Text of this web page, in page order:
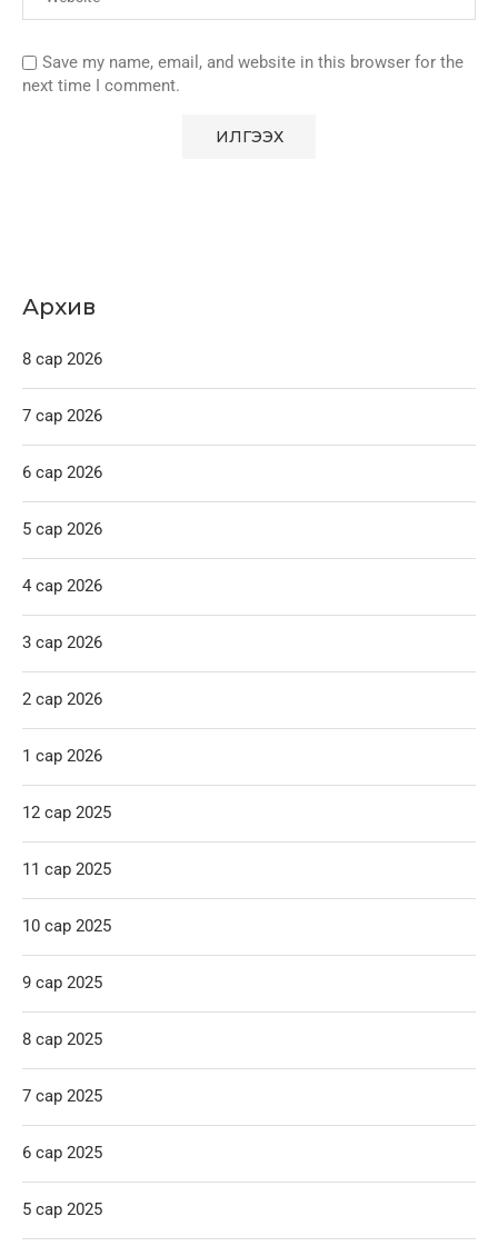
Save my name, email, and website in this browser for the
next time I comment.
Архив
8 сар 2026
7 сар 2026
6 сар 2026
5 сар 2026
4 сар 2026
3 сар 2026
2 сар 2026
1 сар 2026
12 сар 2025
11 сар 2025
10 сар 2025
9 сар 2025
8 сар 2025
7 сар 2025
6 сар 2025
5 сар 2025